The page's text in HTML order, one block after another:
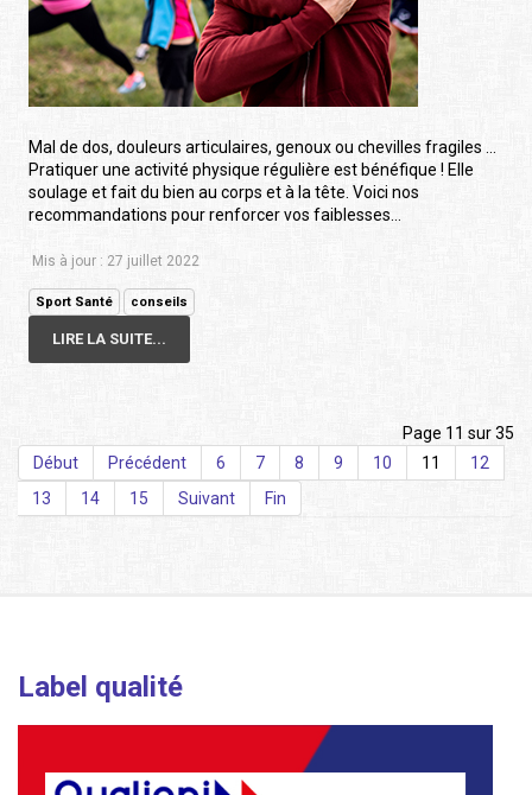
Mal de dos, douleurs articulaires, genoux ou chevilles fragiles …
Pratiquer une activité physique régulière est bénéfique ! Elle
soulage et fait du bien au corps et à la tête. Voici nos
recommandations pour renforcer vos faiblesses…
Mis à jour : 27 juillet 2022
Sport Santé conseils
LIRE LA SUITE...
Page 11 sur 35
Début
Précédent 6 7 8 9 10 11
12
13
14 15 Suivant Fin
Label qualité